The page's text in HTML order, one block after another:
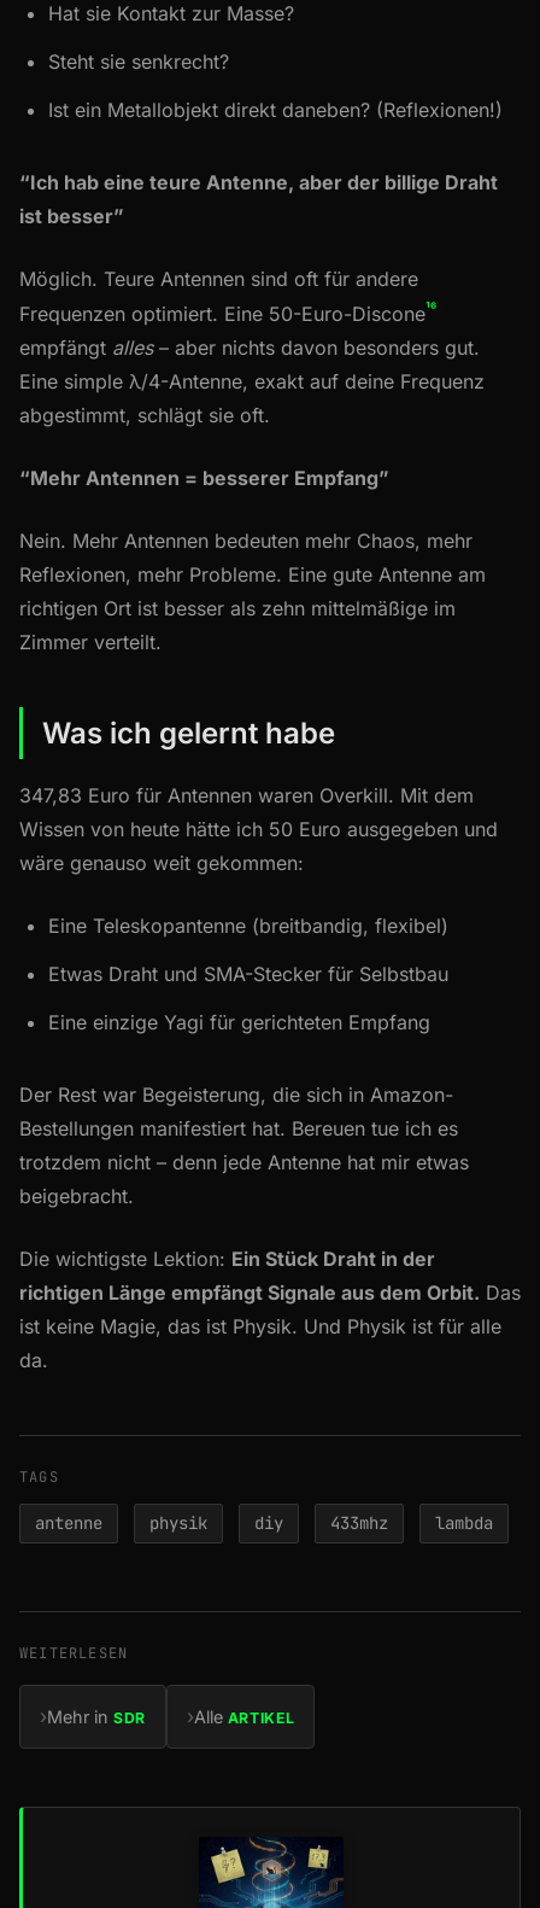
Hat sie Kontakt zur Masse?
Steht sie senkrecht?
Ist ein Metallobjekt direkt daneben? (Reflexionen!)
“Ich hab eine teure Antenne, aber der billige Draht
ist besser”
Möglich. Teure Antennen sind oft für andere
Frequenzen optimiert. Eine 50-Euro-Discone¹⁶
empfängt alles– aber nichts davon besonders gut.
Eine simple λ/4-Antenne, exakt auf deine Frequenz
abgestimmt, schlägt sie oft.
“Mehr Antennen = besserer Empfang”
Nein. Mehr Antennen bedeuten mehr Chaos, mehr
Reflexionen, mehr Probleme. Eine gute Antenne am
richtigen Ort ist besser als zehn mittelmäßige im
Zimmer verteilt.
Was ich gelernt habe
347,83 Euro für Antennen waren Overkill. Mit dem
Wissen von heute hätte ich 50 Euro ausgegeben und
wäre genauso weit gekommen:
Eine Teleskopantenne (breitbandig, flexibel)
Etwas Draht und SMA-Stecker für Selbstbau
Eine einzige Yagi für gerichteten Empfang
Der Rest war Begeisterung, die sich in Amazon-
Bestellungen manifestiert hat. Bereuen tue ich es
trotzdem nicht – denn jede Antenne hat mir etwas
beigebracht.
Die wichtigste Lektion: Ein Stück Draht in der
richtigen Länge empfängt Signale aus dem Orbit. Das
ist keine Magie, das ist Physik. Und Physik ist für alle
da.
TAGS
antenne physik diy 433mhz lambda
WEITERLESEN
›Mehr in SDR ›Alle ARTIKEL